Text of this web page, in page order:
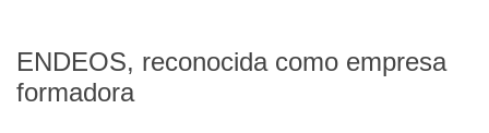
ENDEOS, reconocida como empresa
formadora